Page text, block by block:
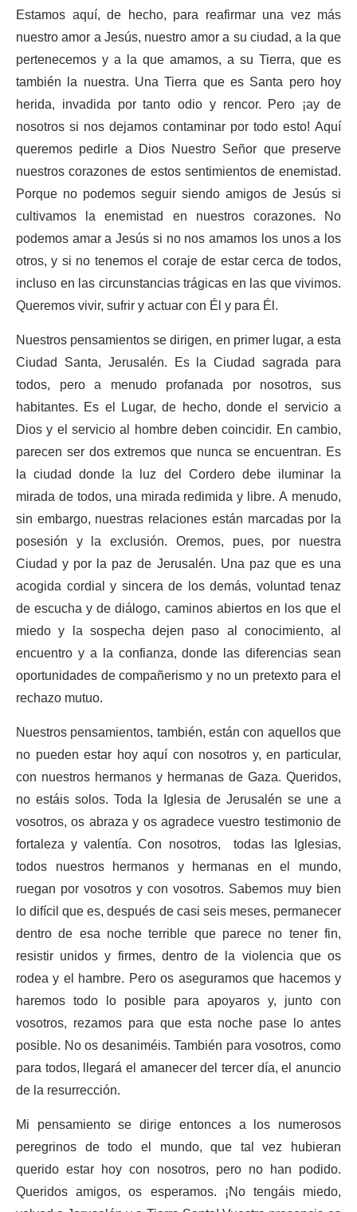
Estamos aquí, de hecho, para reafirmar una vez más
nuestro amor a Jesús, nuestro amor a su ciudad, a la que
pertenecemos y a la que amamos, a su Tierra, que es
también la nuestra. Una Tierra que es Santa pero hoy
herida, invadida por tanto odio y rencor. Pero ¡ay de
nosotros si nos dejamos contaminar por todo esto! Aquí
queremos pedirle a Dios Nuestro Señor que preserve
nuestros corazones de estos sentimientos de enemistad.
Porque no podemos seguir siendo amigos de Jesús si
cultivamos la enemistad en nuestros corazones. No
podemos amar a Jesús si no nos amamos los unos a los
otros, y si no tenemos el coraje de estar cerca de todos,
incluso en las circunstancias trágicas en las que vivimos.
Queremos vivir, sufrir y actuar con Él y para Él.
Nuestros pensamientos se dirigen, en primer lugar, a esta
Ciudad Santa, Jerusalén. Es la Ciudad sagrada para
todos, pero a menudo profanada por nosotros, sus
habitantes. Es el Lugar, de hecho, donde el servicio a
Dios y el servicio al hombre deben coincidir. En cambio,
parecen ser dos extremos que nunca se encuentran. Es
la ciudad donde la luz del Cordero debe iluminar la
mirada de todos, una mirada redimida y libre. A menudo,
sin embargo, nuestras relaciones están marcadas por la
posesión y la exclusión. Oremos, pues, por nuestra
Ciudad y por la paz de Jerusalén. Una paz que es una
acogida cordial y sincera de los demás, voluntad tenaz
de escucha y de diálogo, caminos abiertos en los que el
miedo y la sospecha dejen paso al conocimiento, al
encuentro y a la confianza, donde las diferencias sean
oportunidades de compañerismo y no un pretexto para el
rechazo mutuo.
Nuestros pensamientos, también, están con aquellos que
no pueden estar hoy aquí con nosotros y, en particular,
con nuestros hermanos y hermanas de Gaza. Queridos,
no estáis solos. Toda la Iglesia de Jerusalén se une a
vosotros, os abraza y os agradece vuestro testimonio de
fortaleza y valentía. Con nosotros, todas las Iglesias,
todos nuestros hermanos y hermanas en el mundo,
ruegan por vosotros y con vosotros. Sabemos muy bien
lo difícil que es, después de casi seis meses, permanecer
dentro de esa noche terrible que parece no tener fin,
resistir unidos y firmes, dentro de la violencia que os
rodea y el hambre. Pero os aseguramos que hacemos y
haremos todo lo posible para apoyaros y, junto con
vosotros, rezamos para que esta noche pase lo antes
posible. No os desaniméis. También para vosotros, como
para todos, llegará el amanecer del tercer día, el anuncio
de la resurrección.
Mi pensamiento se dirige entonces a los numerosos
peregrinos de todo el mundo, que tal vez hubieran
querido estar hoy con nosotros, pero no han podido.
Queridos amigos, os esperamos. ¡No tengáis miedo,